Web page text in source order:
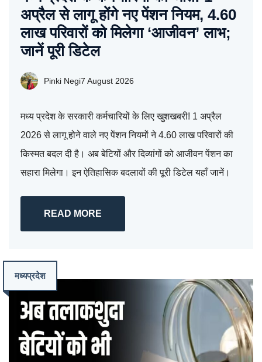
अप्रैल से लागू होंगे नए पेंशन नियम, 4.60
लाख परिवारों को मिलेगा ‘आजीवन’ लाभ;
जानें पूरी डिटेल
Pinki Negi7 August 2026
मध्य प्रदेश के सरकारी कर्मचारियों के लिए खुशखबरी! 1 अप्रैल
2026 से लागू होने वाले नए पेंशन नियमों ने 4.60 लाख परिवारों की
किस्मत बदल दी है। अब बेटियों और दिव्यांगों को आजीवन पेंशन का
सहारा मिलेगा। इन ऐतिहासिक बदलावों की पूरी डिटेल यहाँ जानें।
READ MORE
मध्यप्रदेश